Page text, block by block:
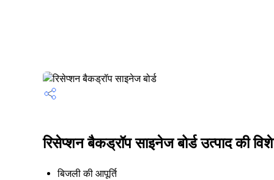
रिसेप्शन बैकड्रॉप साइनेज बोर्ड उत्पाद की
बिजली की आपूर्ति